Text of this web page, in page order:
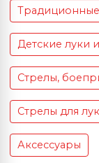
Детские луки
Стрелы,
Стрелы для
Аксессуары